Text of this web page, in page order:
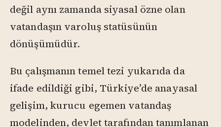
değil aynı zamanda siyasal özne olan
vatandaşın varoluş statüsünün
dönüşümüdür.
Bu çalışmanın temel tezi yukarıda da
ifade edildiği gibi, Türkiye’de anayasal
gelişim, kurucu egemen vatandaş
modelinden, devlet tarafından tanımlanan